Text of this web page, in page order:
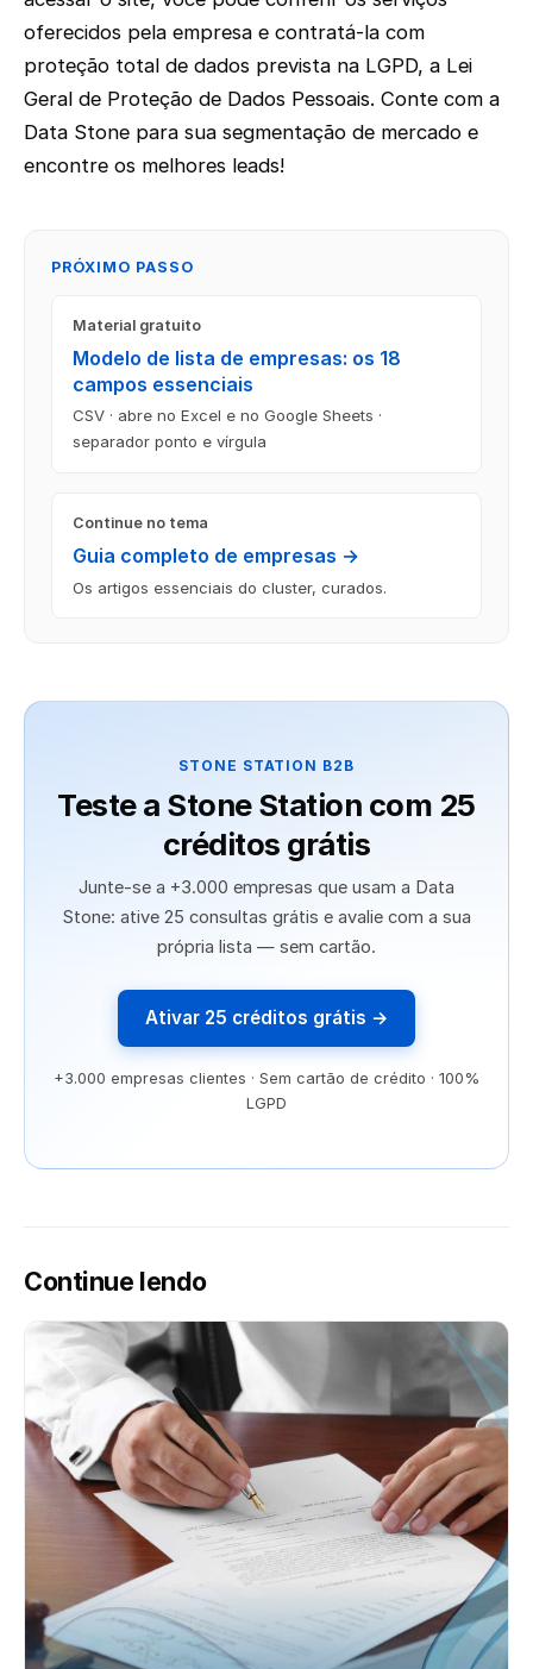
oferecidos pela empresa e contratá-la com
proteção total de dados prevista na LGPD, a Lei
Geral de Proteção de Dados Pessoais. Conte com a
Data Stone para sua segmentação de mercado e
encontre os melhores leads!
PRÓXIMO PASSO
Material gratuito
Modelo de lista de empresas: os 18
campos essenciais
CSV · abre no Excel e no Google Sheets ·
separador ponto e vírgula
Continue no tema
Guia completo de empresas →
Os artigos essenciais do cluster, curados.
STONE STATION B2B
Teste a Stone Station com 25
créditos grátis
Junte-se a +3.000 empresas que usam a Data
Stone: ative 25 consultas grátis e avalie com a sua
própria lista — sem cartão.
Ativar 25 créditos grátis →
+3.000 empresas clientes · Sem cartão de crédito · 100%
LGPD
Continue lendo